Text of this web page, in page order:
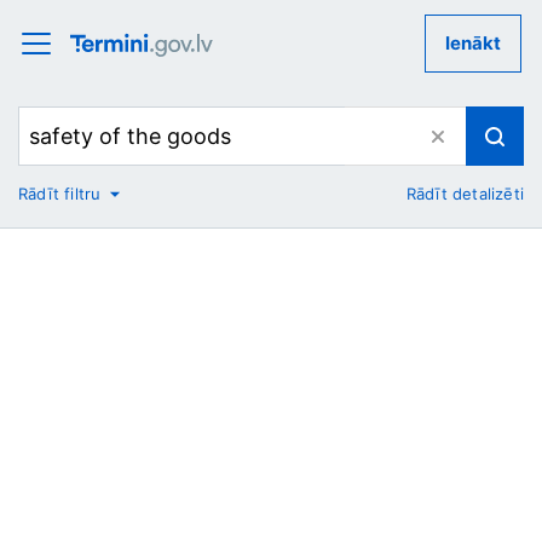
Ienākt
No
Rādīt filtru Rādīt detalizēti